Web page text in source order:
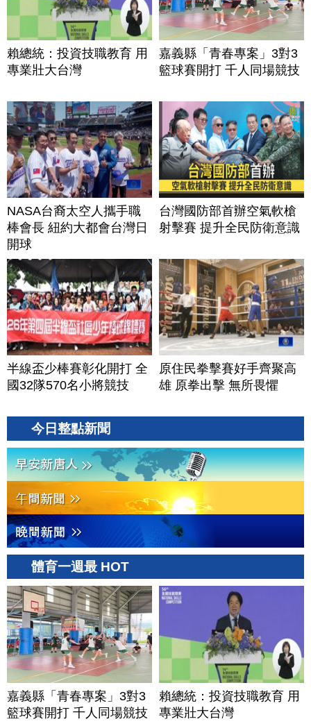
賴總統：投資技職教育 用
專業壯大台灣
嘉義縣「青春專案」3對3
籃球賽開打 千人同場競技
NASA台裔太空人攜手職
棒會長 紐約大都會台灣日
開球
台灣國防部首辦空氣軟槍
射擊賽 提升全民防衛意識
半線盃少棒賽彰化開打 全
國32隊570名小將競技
原住民拳擊賽好手齊聚高
雄 原拳出擊 無所畏懼
今日整點新聞
體育一週最 HOT
嘉義縣「青春專案」3對3
籃球賽開打 千人同場競技
賴總統：投資技職教育 用
專業壯大台灣